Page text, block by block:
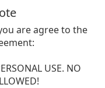
are agree to the
USE. NO